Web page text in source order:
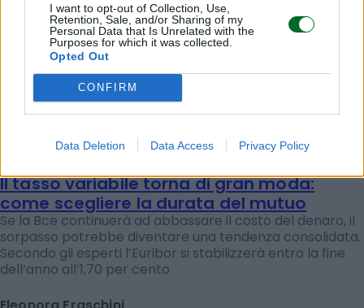
I want to opt-out of Collection, Use,
Retention, Sale, and/or Sharing of my
Personal Data that Is Unrelated with the
Purposes for which it was collected.
Opted Out
CONFIRM
Data Deletion Data Access Privacy Policy
Il tasso variabile torna di gran moda:
come scegliere la durata del mutuo
Se la Bce continuerà ad abbassare il costo del denaro, il
sorpasso potrebbe diventare una tendenza consolidata.
Secondo gli esperti l’Euribor si stabilizzerà entro la fine
dell’anno all’1,70 per cento